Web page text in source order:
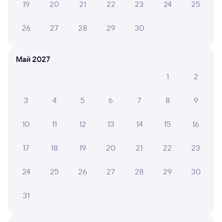
Оформление без регистрации на сайте
Что нужно, чтобы сесть в поезд?
Как вернуть билет?
Что делать, если ошибся при вводе данных
Как перевезти животное в поезде?
Как получить отчетные документы для
бухгалтерии?
Что делать, если оплата не проходит?
19 20 21 22 23 24 25
26 27 28 29 30
Май 2027
1
2
3 4 5 6 7 8 9
10 11 12 13 14 15 16
17 18 19 20 21 22 23
24 25 26 27 28 29 30
31